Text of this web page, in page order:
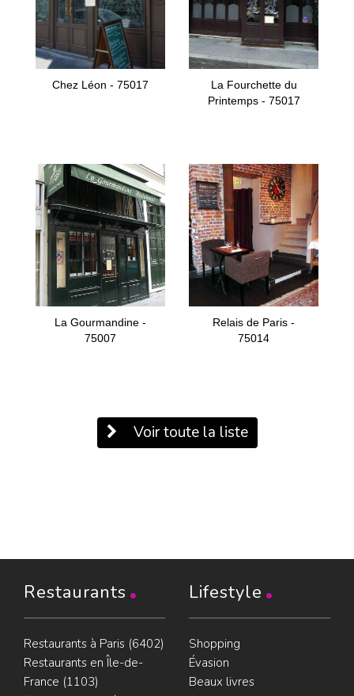
Chez Léon - 75017
La Fourchette du
Printemps - 75017
La Gourmandine -
75007
Relais de Paris -
75014
Voir toute la liste
Restaurants
Restaurants à Paris (6402)
Restaurants en Île-de-
France (1103)
Lifestyle
Shopping
Évasion
Beaux livres